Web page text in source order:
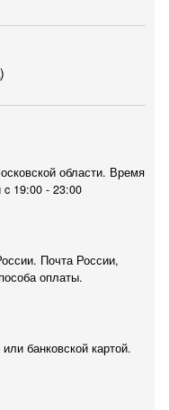
области. Время
19:00 - 23:00
Почта России,
оплаты.
банковской картой.